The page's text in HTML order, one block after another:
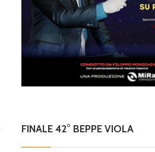
FINALE 42° BEPPE VIOLA